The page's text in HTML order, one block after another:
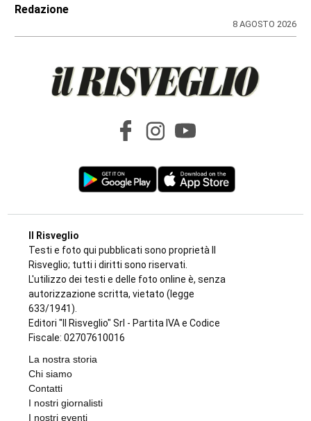
Redazione
8 AGOSTO 2026
Il Risveglio
Testi e foto qui pubblicati sono proprietà Il
Risveglio; tutti i diritti sono riservati.
L'utilizzo dei testi e delle foto online è, senza
autorizzazione scritta, vietato (legge
633/1941).
Editori "Il Risveglio" Srl - Partita IVA e Codice
Fiscale: 02707610016
La nostra storia
Chi siamo
Contatti
I nostri giornalisti
I nostri eventi